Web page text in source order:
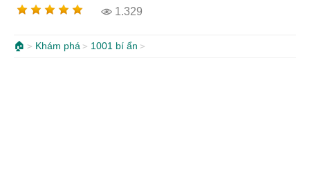
1.329
🏠 Khám phá 1001 bí ẩn